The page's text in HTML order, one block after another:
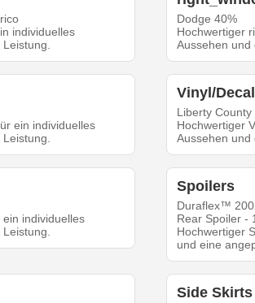
individuelles
Dodge 40%
Hochwertiger
Aussehen und
ein individuelles
Vinyl/
Liberty County
Hochwertiger
Aussehen und
individuelles
Spoilers
Duraflex™
Rear Spoiler -
Hochwertiger
und eine
Side Skirts